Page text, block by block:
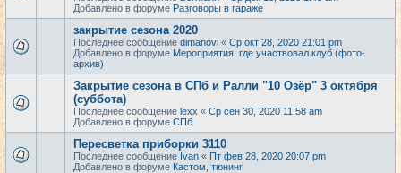
Добавлено в форуме Разговоры в гараже
закрытие сезона 2020
Последнее сообщение dimanovi « Ср окт 28, 2020 21:01 pm
Добавлено в форуме Мероприятия, где участвовал клуб (фото-
архив)
Закрытие сезона в СПб и Ралли "10 Озёр" 3 октября
(суббота)
Последнее сообщение lexx « Ср сен 30, 2020 11:58 am
Добавлено в форуме СПб
Пересветка приборки 3110
Последнее сообщение Ivan « Пт фев 28, 2020 20:07 pm
Добавлено в форуме Кастом, тюнинг